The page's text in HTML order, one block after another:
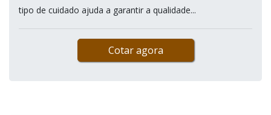
tipo de cuidado ajuda a garantir a qualidade...
Cotar agora